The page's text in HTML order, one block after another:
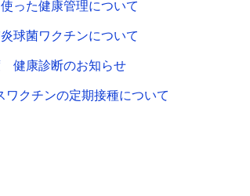
った健康管理について
球菌ワクチンについて
健康診断のお知らせ
ワクチンの定期接種について